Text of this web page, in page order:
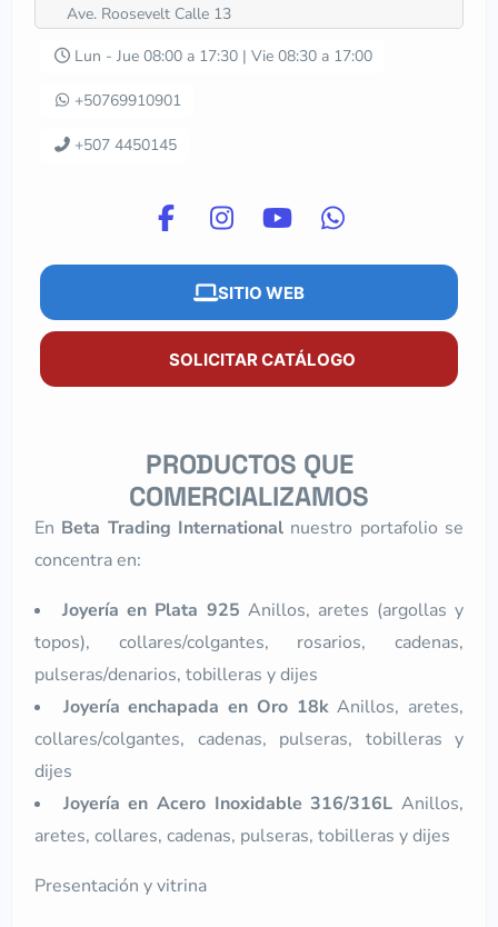
Ave. Roosevelt Calle 13
Lun - Jue 08:00 a 17:30 | Vie 08:30 a 17:00
+50769910901
+507 4450145
SITIO WEB
SOLICITAR CATÁLOGO
PRODUCTOS QUE
COMERCIALIZAMOS
En Beta Trading International nuestro portafolio se
concentra en:
Joyería en Plata 925 Anillos, aretes (argollas y
topos), collares/colgantes, rosarios, cadenas,
pulseras/denarios, tobilleras y dijes
Joyería enchapada en Oro 18kAnillos, aretes,
collares/colgantes, cadenas, pulseras, tobilleras y
dijes
Joyería en Acero Inoxidable 316/316LAnillos,
aretes, collares, cadenas, pulseras, tobilleras y dijes
Presentación y vitrina